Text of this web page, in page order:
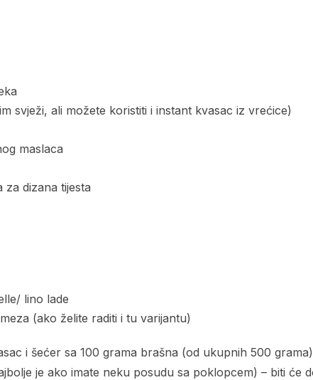
svježi, ali možete koristiti i instant kvasac iz vrećice)
maslaca
dizana tijesta
lino lade
(ako želite raditi i tu varijantu)
i šećer sa 100 grama brašna (od ukupnih 500
je ako imate neku posudu sa poklopcem) – biti će